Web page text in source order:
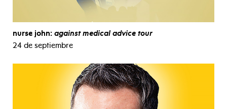
nurse john: against medical advice tour
24 de septiembre